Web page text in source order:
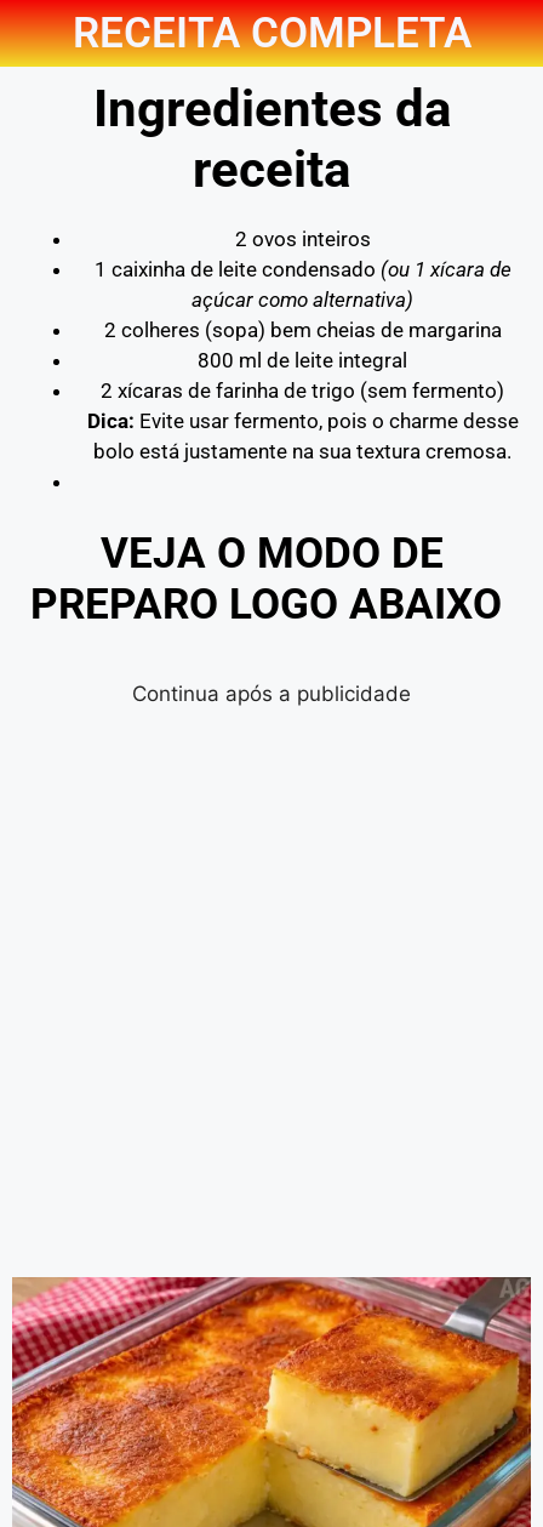
RECEITA COMPLETA
Ingredientes da
receita
2 ovos inteiros
1 caixinha de leite condensado (ou 1 xícara de
açúcar como alternativa)
2 colheres (sopa) bem cheias de margarina
800 ml de leite integral
2 xícaras de farinha de trigo (sem fermento)
Dica: Evite usar fermento, pois o charme desse
bolo está justamente na sua textura cremosa.
VEJA O MODO DE
PREPARO LOGO ABAIXO
Continua após a publicidade